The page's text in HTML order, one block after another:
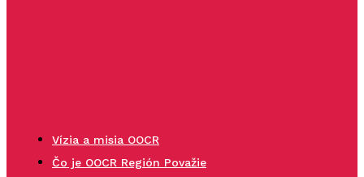
Vízia a misia OOCR
Čo je OOCR Región Považie